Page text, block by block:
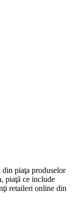
din piaţa produselor
piaţă ce include
retaileri online din